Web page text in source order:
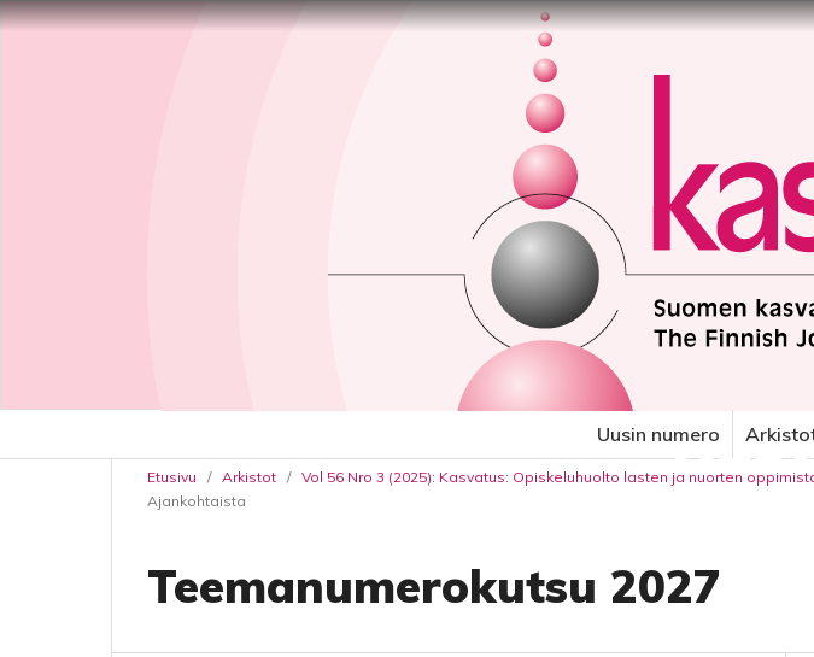
Uusin numero
Etusivu / Arkistot / Vol 56 Nro 3 (2025): Kasvatus: Opiskeluhuolto lasten ja nuorten
Ajankohtaista
Teemanumerokutsu 2027